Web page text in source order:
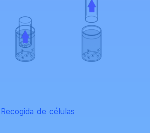
Recogida de células